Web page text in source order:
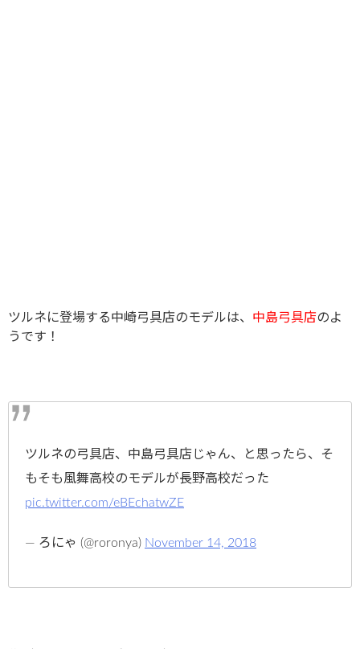
ツルネに登場する中崎弓具店のモデルは、 中島弓具店のよ
うです！
ツルネの弓具店、中島弓具店じゃん、と思ったら、そ
もそも風舞高校のモデルが長野高校だった
pic.twitter.com/eBEchatwZE
— ろにゃ (@roronya) November 14, 2018